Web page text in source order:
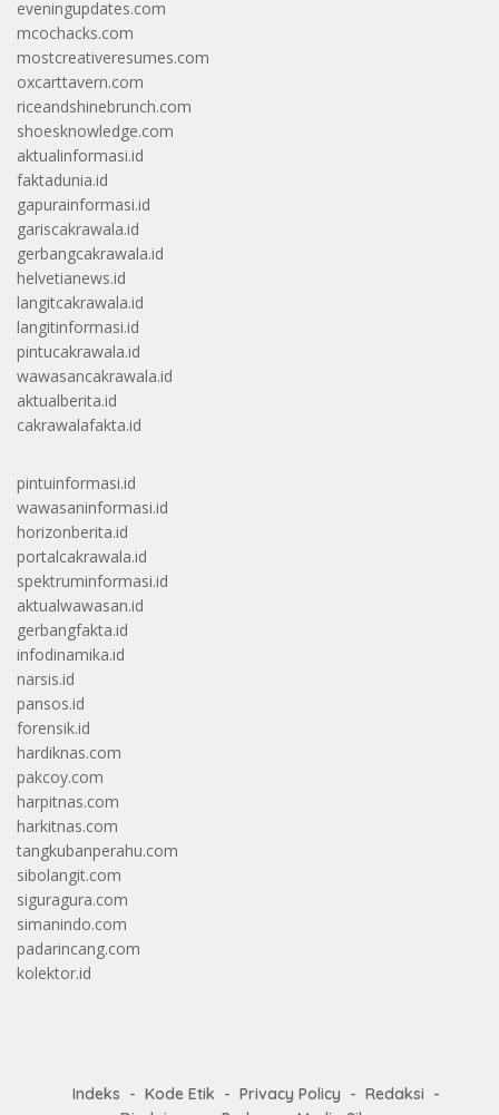
eveningupdates.com
mcochacks.com
mostcreativeresumes.com
oxcarttavern.com
riceandshinebrunch.com
shoesknowledge.com
aktualinformasi.id
faktadunia.id
gapurainformasi.id
gariscakrawala.id
gerbangcakrawala.id
helvetianews.id
langitcakrawala.id
langitinformasi.id
pintucakrawala.id
wawasancakrawala.id
aktualberita.id
cakrawalafakta.id
pintuinformasi.id
wawasaninformasi.id
horizonberita.id
portalcakrawala.id
spektruminformasi.id
aktualwawasan.id
gerbangfakta.id
infodinamika.id
narsis.id
pansos.id
forensik.id
hardiknas.com
pakcoy.com
harpitnas.com
harkitnas.com
tangkubanperahu.com
sibolangit.com
siguragura.com
simanindo.com
padarincang.com
kolektor.id
Indeks Kode Etik Privacy Policy
Redaksi